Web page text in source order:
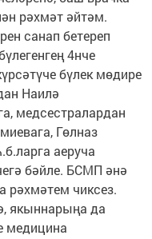
рәхмәт әйтәм.
санап бетереп
4нче
бүлек мөдире
Наилә
медсестралардан
Гөлназ
аеруча
бәйле. БСМП әнә
рәхмәтем чиксез.
якыннарыңа да
медицина